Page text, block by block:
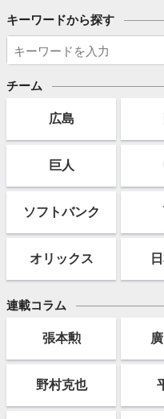
キーワードから探す
チーム
広島
巨人
ソフトバンク
オリックス
連載コラム
張本勲
野村克也